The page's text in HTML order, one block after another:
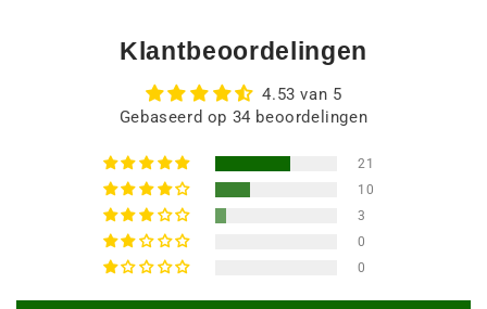
Klantbeoordelingen
4.53 van 5
Gebaseerd op 34 beoordelingen
21
10
3
0
0